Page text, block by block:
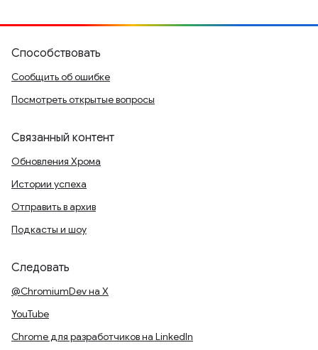
Способствовать
Сообщить об ошибке
Посмотреть открытые вопросы
Связанный контент
Обновления Хрома
Истории успеха
Отправить в архив
Подкасты и шоу
Следовать
@ChromiumDev на X
YouTube
Chrome для разработчиков на LinkedIn